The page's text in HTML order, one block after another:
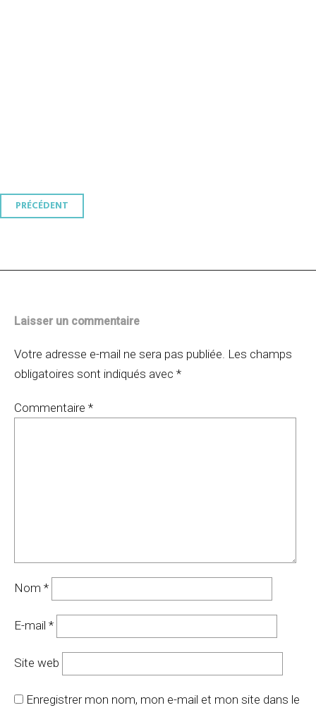
Navigation
PRÉCÉDENT
Laisser un commentaire
Votre adresse e-mail ne sera pas publiée. Les champs
obligatoires sont indiqués avec *
Commentaire *
Nom *
E-mail *
Site web
Enregistrer mon nom, mon e-mail et mon site dans le